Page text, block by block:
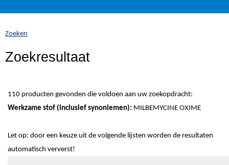
naar zich
hier:
Zoeken
Zoekresultaat
110 producten gevonden die voldoen aan uw zoekopdracht:
Werkzame stof (inclusief synoniemen): MILBEMYCINE OXIME
Let op: door een keuze uit de volgende lijsten worden de resultaten
automatisch ververst!